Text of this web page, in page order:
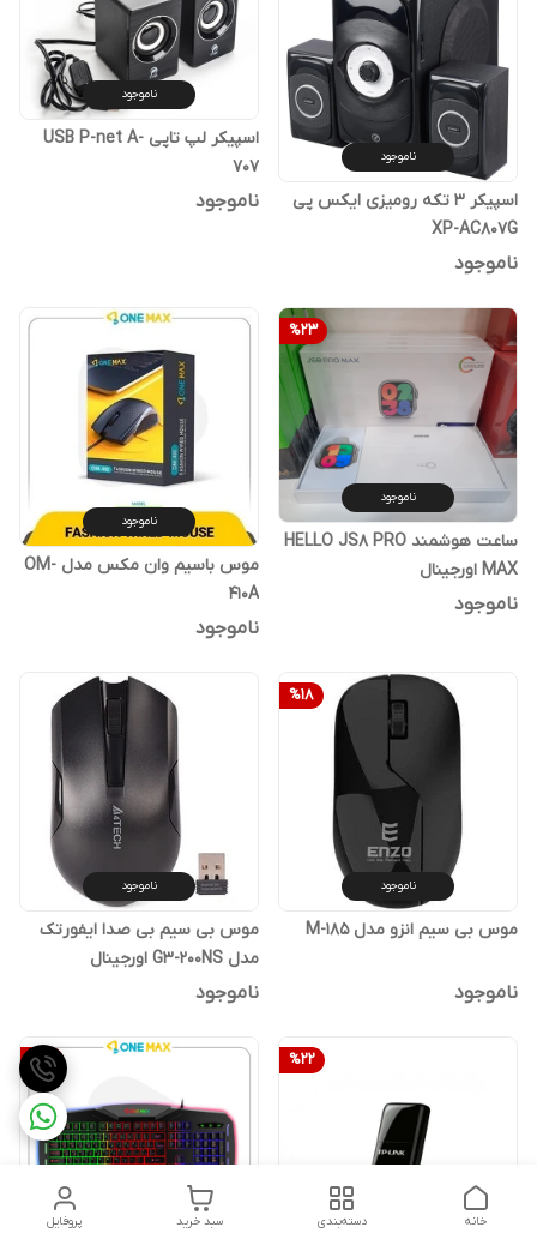
ناموجود
اسپیکر 3 تکه رومیزی ایکس پی
XP-AC807G
ناموجود
ناموجود
اسپیکر لپ تاپی USB P-net A-
707
ناموجود
%23
ناموجود
ساعت هوشمند HELLO JS8 PRO
MAX اورجینال
ناموجود
ناموجود
موس باسیم وان مکس مدل OM-
410A
ناموجود
%18
ناموجود
موس بی سیم انزو مدل M-185
ناموجود
ناموجود
موس بی سیم بی صدا ایفورتک
مدل G3-200NS اورجینال
ناموجود
%22
%16
پروفایل سبد خرید دسته‌بندی خانه